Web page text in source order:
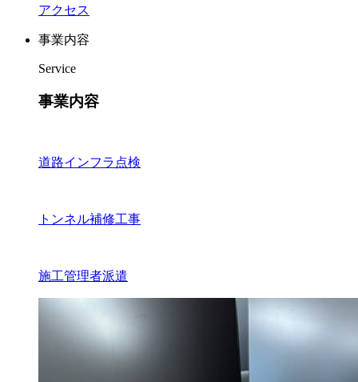
アクセス
事業内容
Service
事業内容
道路インフラ点検
トンネル補修工事
施工管理者派遣